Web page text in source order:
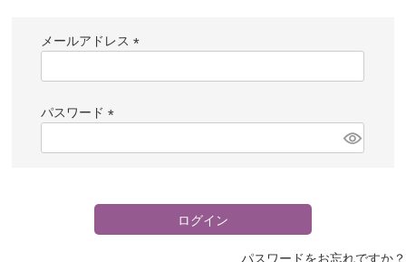
メールアドレス
必
)
パスワード
必
ログイン
パスワードをお忘れですか？